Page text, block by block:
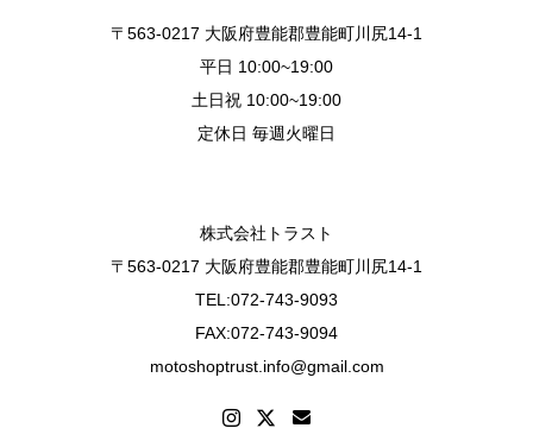
〒563-0217 大阪府豊能郡豊能町川尻14-1
平日 10:00~19:00
土日祝 10:00~19:00
定休日 毎週火曜日
株式会社トラスト
〒563-0217 大阪府豊能郡豊能町川尻14-1
TEL:072-743-9093
FAX:072-743-9094
motoshoptrust.info@gmail.com